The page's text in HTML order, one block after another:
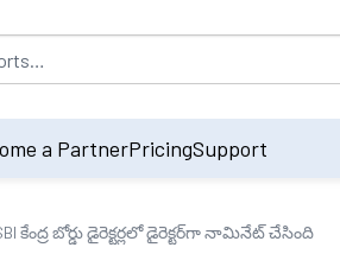
on accessing the input field. On
a PartnerPricingSupport
బోర్డు డైరెక్టర్లలో డైరెక్టర్‌గా నామినేట్ చేసింది